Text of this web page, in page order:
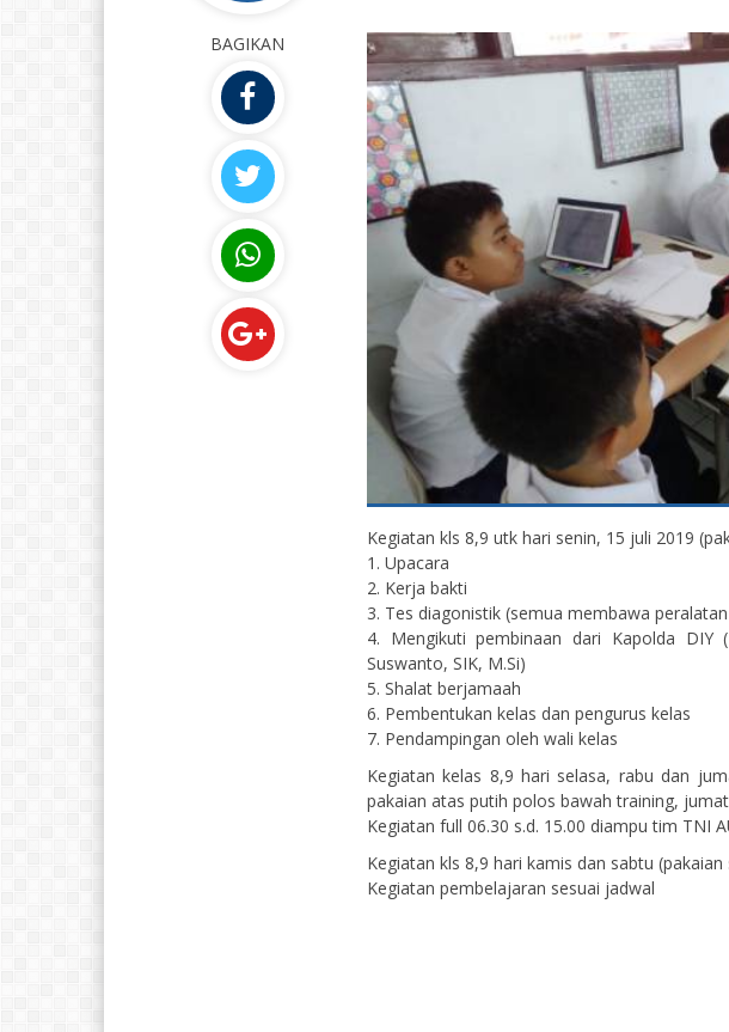
BAGIKAN
Kegiatan kls 8,9 utk hari senin, 15 juli 2019
1. Upacara
2. Kerja bakti
3. Tes diagonistik (semua membawa
4. Mengikuti pembinaan dari Kapolda DIY
Suswanto, SIK, M.Si)
5. Shalat berjamaah
6. Pembentukan kelas dan pengurus kelas
7. Pendampingan oleh wali kelas
Kegiatan kelas 8,9 hari selasa, rabu dan
pakaian atas putih polos bawah training,
Kegiatan full 06.30 s.d. 15.00 diampu tim TNI
Kegiatan kls 8,9 hari kamis dan sabtu
Kegiatan pembelajaran sesuai jadwal